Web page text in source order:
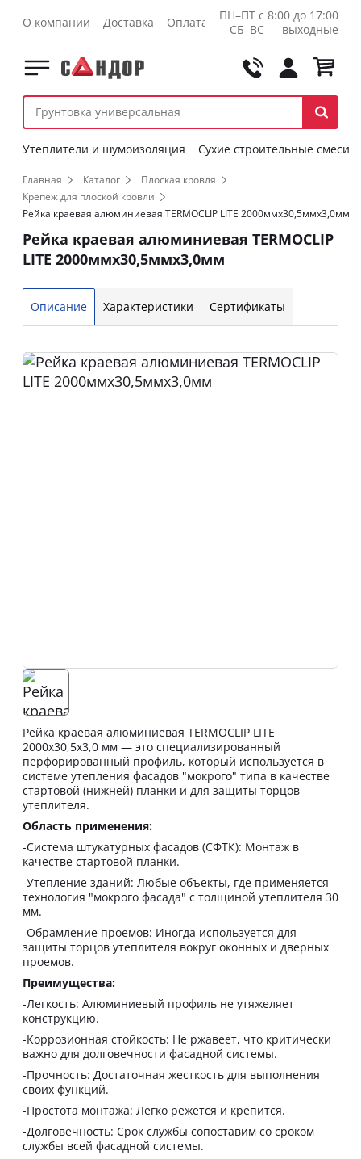
О компании Доставка Оплата Контакты Оптовикам
ПН–ПТ с 8:00 до 17:00
СБ–ВС — выходные
Утеплители и шумоизоляция Сухие строительные смеси
Главная Каталог
Плоская кровля
Крепеж для плоской кровли
Рейка краевая алюминиевая TERMOCLIP LITE 2000ммх30,5ммх3,0мм
Рейка краевая алюминиевая TERMOCLIP
LITE 2000ммх30,5ммх3,0мм
Описание Характеристики Сертификаты
Рейка краевая алюминиевая TERMOCLIP LITE
2000x30,5x3,0 мм — это специализированный
перфорированный профиль, который используется в
системе утепления фасадов "мокрого" типа в качестве
стартовой (нижней) планки и для защиты торцов
утеплителя.
Область применения:
-Система штукатурных фасадов (СФТК): Монтаж в
качестве стартовой планки.
-Утепление зданий: Любые объекты, где применяется
технология "мокрого фасада" с толщиной утеплителя 30
мм.
-Обрамление проемов: Иногда используется для
защиты торцов утеплителя вокруг оконных и дверных
проемов.
Преимущества:
-Легкость: Алюминиевый профиль не утяжеляет
конструкцию.
-Коррозионная стойкость: Не ржавеет, что критически
важно для долговечности фасадной системы.
-Прочность: Достаточная жесткость для выполнения
своих функций.
-Простота монтажа: Легко режется и крепится.
-Долговечность: Срок службы сопоставим со сроком
службы всей фасадной системы.